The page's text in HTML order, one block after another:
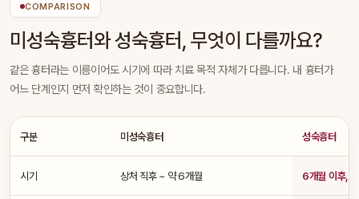
COMPARISON
미성숙흉터와 성숙흉터, 무엇이 다를까요?
같은 흉터라는 이름이어도 시기에 따라 치료 목적 자체가 다릅니다. 내 흉터가
어느 단계인지 먼저 확인하는 것이 중요합니다.
구분 미성숙흉터 성숙흉터
시기 상처 직후 ~ 약 6개월 6개월 이후,